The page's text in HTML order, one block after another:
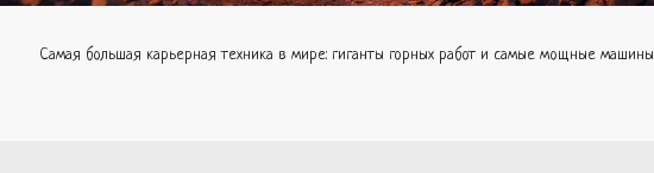
Самая большая карьерная техника в мире: гиганты горных работ и самые мощные машины